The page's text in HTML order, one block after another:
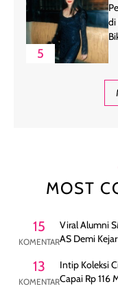
5
di
MOST
15
KOMENTAR
Viral Alumni
AS Demi
13
KOMENTAR
Intip Koleksi
Capai Rp 116